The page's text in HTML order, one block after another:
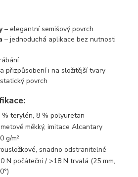
– elegantní semišový povrch
– jednoduchá aplikace bez nutnosti
přizpůsobení i na složitější tvary
povrch
% terylén, 8 % polyuretan
měkký, imitace Alcantary
g/m²
snadno odstranitelné
N počáteční / >18 N trvalá (25 mm,